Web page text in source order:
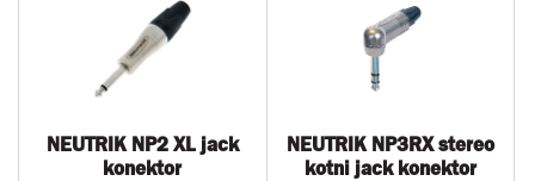
NEUTRIK NP2 XL jack
konektor
NEUTRIK NP3RX stereo
kotni jack konektor